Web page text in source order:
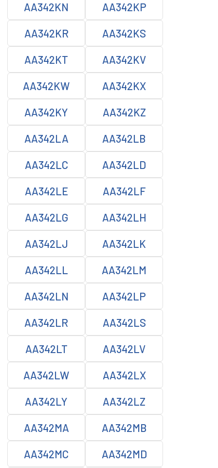
AA342KN AA342KP
AA342KR AA342KS
AA342KT AA342KV
AA342KW AA342KX
AA342KY AA342KZ
AA342LA AA342LB
AA342LC AA342LD
AA342LE AA342LF
AA342LG AA342LH
AA342LJ AA342LK
AA342LL AA342LM
AA342LN AA342LP
AA342LR AA342LS
AA342LT AA342LV
AA342LW AA342LX
AA342LY AA342LZ
AA342MA AA342MB
AA342MC AA342MD